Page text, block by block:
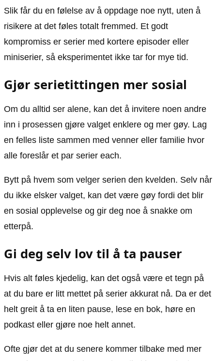
Slik får du en følelse av å oppdage noe nytt, uten å
risikere at det føles totalt fremmed. Et godt
kompromiss er serier med kortere episoder eller
miniserier, så eksperimentet ikke tar for mye tid.
Gjør serietittingen mer sosial
Om du alltid ser alene, kan det å invitere noen andre
inn i prosessen gjøre valget enklere og mer gøy. Lag
en felles liste sammen med venner eller familie hvor
alle foreslår et par serier each.
Bytt på hvem som velger serien den kvelden. Selv når
du ikke elsker valget, kan det være gøy fordi det blir
en sosial opplevelse og gir deg noe å snakke om
etterpå.
Gi deg selv lov til å ta pauser
Hvis alt føles kjedelig, kan det også være et tegn på
at du bare er litt mettet på serier akkurat nå. Da er det
helt greit å ta en liten pause, lese en bok, høre en
podkast eller gjøre noe helt annet.
Ofte gjør det at du senere kommer tilbake med mer